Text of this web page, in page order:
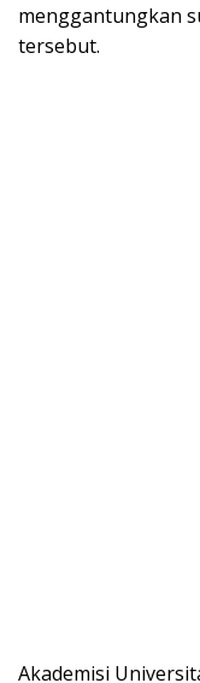
menggantungkan
tersebut.
Akademisi